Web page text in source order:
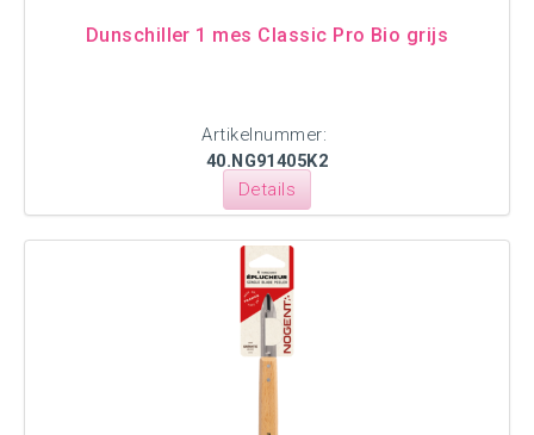
Dunschiller 1 mes Classic Pro Bio grijs
Artikelnummer:
40.NG91405K2
Details